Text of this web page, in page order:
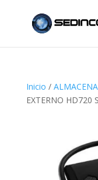
Inicio /
EXTERNO HD720